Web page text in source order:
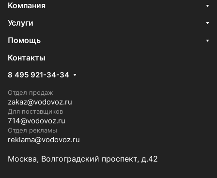
Компания
Услуги
Помощь
Контакты
8 495 921-34-34
Отдел продаж
zakaz@vodovoz.ru
Для поставщиков
714@vodovoz.ru
Отдел рекламы
reklama@vodovoz.ru
Москва, Волгоградский проспект, д.42